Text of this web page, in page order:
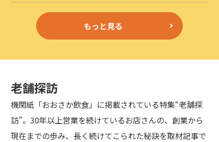
もっと見る
老舗探訪
機関紙「おおさか飲食」に掲載されている特集“老舗探
訪”。30年以上営業を続けているお店さんの、創業から
現在までの歩み、長く続けてこられた秘訣を取材記事で